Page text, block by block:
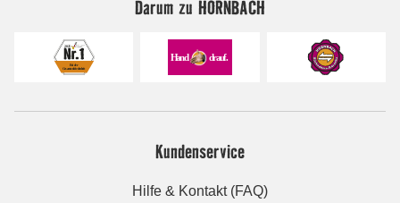
Darum zu HORNBACH
Kundenservice
Hilfe & Kontakt (FAQ)